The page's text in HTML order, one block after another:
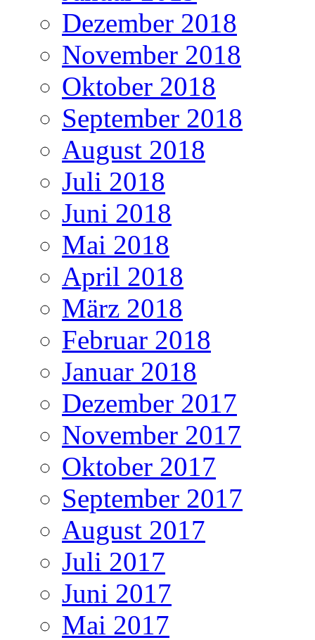
Dezember 2018
November 2018
Oktober 2018
September 2018
August 2018
Juli 2018
Juni 2018
Mai 2018
April 2018
März 2018
Februar 2018
Januar 2018
Dezember 2017
November 2017
Oktober 2017
September 2017
August 2017
Juli 2017
Juni 2017
Mai 2017